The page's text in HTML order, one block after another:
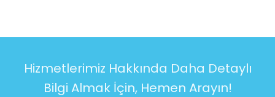
Hizmetlerimiz Hakkında Daha Detaylı
Bilgi Almak İçin, Hemen Arayın!